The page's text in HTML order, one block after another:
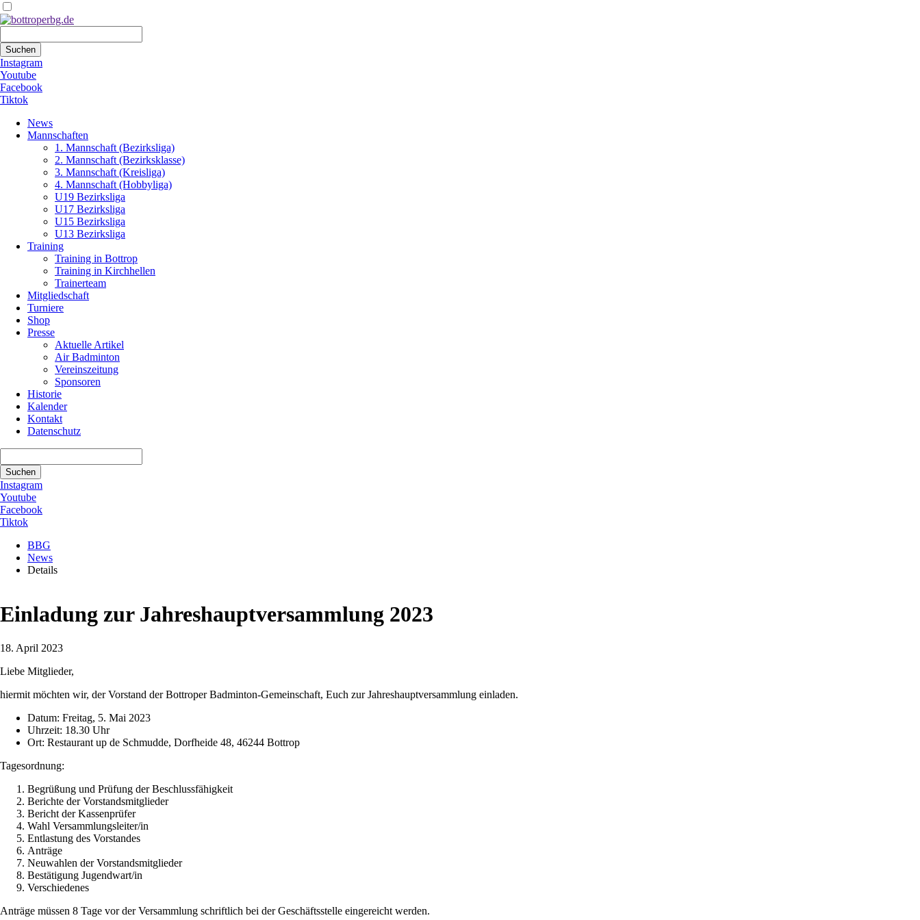
Suchen
Instagram
Youtube
Facebook
Tiktok
überspringen
News
Mannschaften
1. Mannschaft (Bezirksliga)
2. Mannschaft (Bezirksklasse)
3. Mannschaft (Kreisliga)
4. Mannschaft (Hobbyliga)
U19 Bezirksliga
U17 Bezirksliga
U15 Bezirksliga
U13 Bezirksliga
Training
Training in Bottrop
Training in Kirchhellen
Trainerteam
Mitgliedschaft
Turniere
Shop
Presse
Aktuelle Artikel
Air Badminton
Vereinszeitung
Sponsoren
Historie
Kalender
Kontakt
Datenschutz
Suchen
Instagram
Youtube
Facebook
Tiktok
BBG
News
Details
Einladung zur Jahreshauptversammlung 2023
18. April 2023
Liebe Mitglieder,
hiermit möchten wir, der Vorstand der Bottroper Badminton-Gemeinschaft, Euch zur Jahreshauptversammlung einladen.
Datum: Freitag, 5. Mai 2023
Uhrzeit: 18.30 Uhr
Ort: Restaurant up de Schmudde, Dorfheide 48, 46244 Bottrop
Tagesordnung:
Begrüßung und Prüfung der Beschlussfähigkeit
Berichte der Vorstandsmitglieder
Bericht der Kassenprüfer
Wahl Versammlungsleiter/in
Entlastung des Vorstandes
Anträge
Neuwahlen der Vorstandsmitglieder
Bestätigung Jugendwart/in
Verschiedenes
Anträge müssen 8 Tage vor der Versammlung schriftlich bei der Geschäftsstelle eingereicht werden.